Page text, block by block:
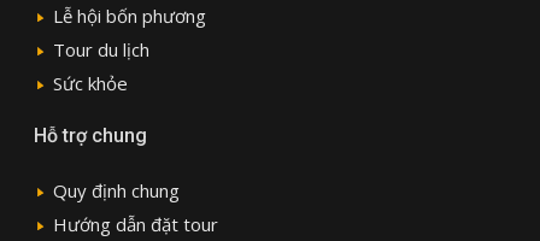
Lễ hội bốn phương
Tour du lịch
Sức khỏe
Hỗ trợ chung
Quy định chung
Hướng dẫn đặt tour